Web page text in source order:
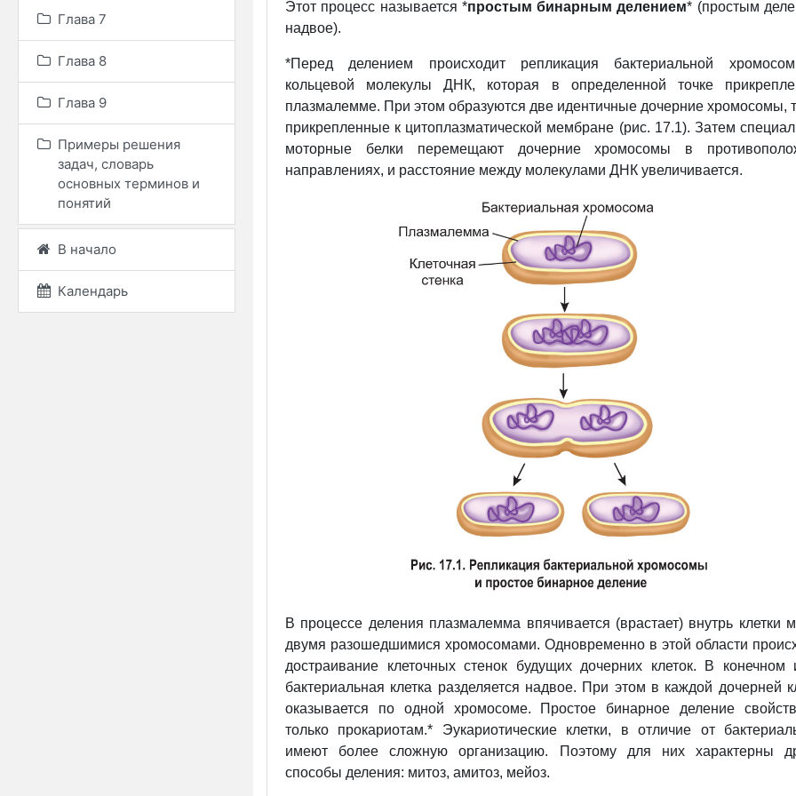
Глава 7
Глава 8
Глава 9
Примеры решения
задач, словарь
основных терминов и
понятий
В начало
Календарь
Этот процесс называется *простым бинарным делением* (простым
надвое).
*Перед делением происходит репликация бактериальной
кольцевой молекулы ДНК, которая в определенной точке
плазмалемме. При этом образуются две идентичные дочерние хромосомы,
прикрепленные к цитоплазматической мембране (рис. 17.1). Затем
моторные белки перемещают дочерниехромосомы в
направлениях, и расстояние между молекулами ДНК увеличивается.
В процессе деления плазмалемма впячивается (врастает) внутрь клетки
двумя разошедшимися хромосомами. Одновременно в этой области
достраивание клеточных стенок будущих дочерних клеток. В конечном
бактериальная клетка разделяется надвое. При этом в каждой дочерней
оказывается по одной хромосоме. Простое бинарное деление
только прокариотам.* Эукариотические клетки, в отличие от
имеют более сложную организацию. Поэтому для них характерны
способы деления: митоз, амитоз, мейоз.